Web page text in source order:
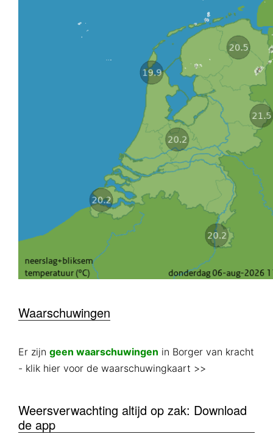
Waarschuwingen
Er zijn geen waarschuwingen in Borger van kracht
- klik hier voor de waarschuwingkaart >>
Weersverwachting altijd op zak: Download
de app